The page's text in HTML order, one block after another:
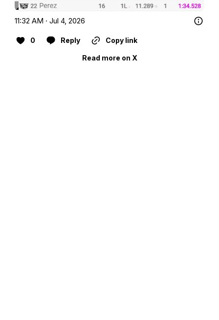
11:32 AM · Jul 4, 2026
0 Reply Copy link
Read more on X